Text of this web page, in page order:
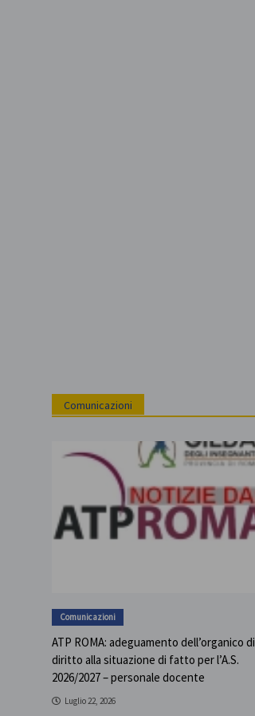
Comunicazioni
Comunicazioni
ATP ROMA: adeguamento dell’organico di
diritto alla situazione di fatto per l’A.S.
2026/2027 – personale docente
Luglio 22, 2026